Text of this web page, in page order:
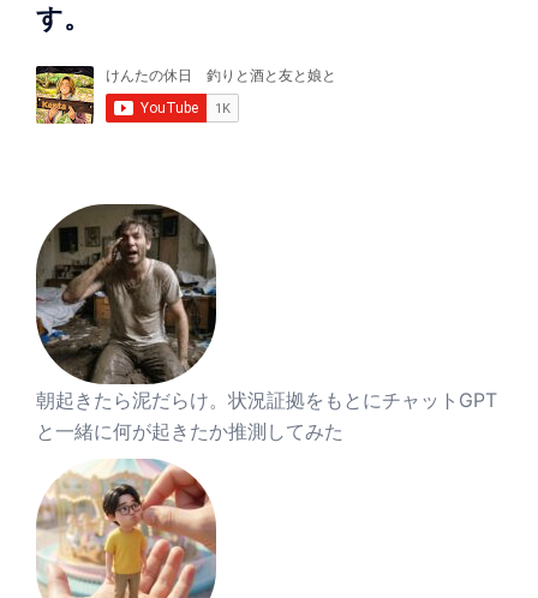
す。
朝起きたら泥だらけ。状況証拠をもとにチャットGPT
と一緒に何が起きたか推測してみた